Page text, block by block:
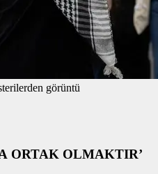
görüntü
ORTAK OLMAKTIR’